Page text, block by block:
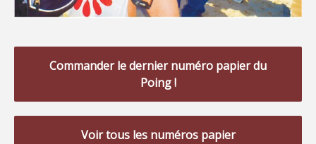
Commander le dernier numéro papier du
Poing !
Voir tous les numéros papier